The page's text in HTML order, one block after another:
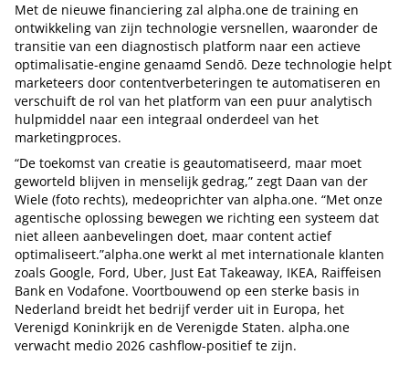
Met de nieuwe financiering zal alpha.one de training en
ontwikkeling van zijn technologie versnellen, waaronder de
transitie van een diagnostisch platform naar een actieve
optimalisatie-engine genaamd Sendō. Deze technologie helpt
marketeers door contentverbeteringen te automatiseren en
verschuift de rol van het platform van een puur analytisch
hulpmiddel naar een integraal onderdeel van het
marketingproces.
“De toekomst van creatie is geautomatiseerd, maar moet
geworteld blijven in menselijk gedrag,” zegt Daan van der
Wiele (foto rechts), medeoprichter van alpha.one. “Met onze
agentische oplossing bewegen we richting een systeem dat
niet alleen aanbevelingen doet, maar content actief
optimaliseert.”alpha.one werkt al met internationale klanten
zoals Google, Ford, Uber, Just Eat Takeaway, IKEA, Raiffeisen
Bank en Vodafone. Voortbouwend op een sterke basis in
Nederland breidt het bedrijf verder uit in Europa, het
Verenigd Koninkrijk en de Verenigde Staten. alpha.one
verwacht medio 2026 cashflow-positief te zijn.